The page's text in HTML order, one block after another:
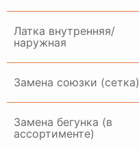
Латка внутренняя/
наружная
Замена союзки (сетка)
Замена бегунка (в
ассортименте)